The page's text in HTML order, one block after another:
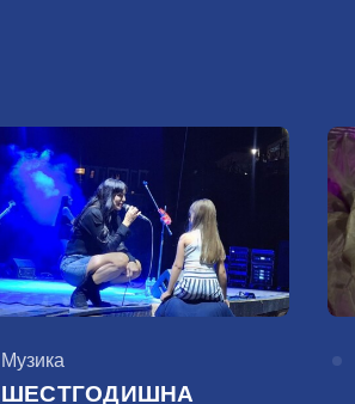
КАтегорија
Музика
ШЕСТГОДИШНА